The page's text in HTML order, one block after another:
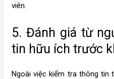
viên.
5. Đánh giá từ
tin hữu ích trước
Ngoài việc kiểm tra thông tin